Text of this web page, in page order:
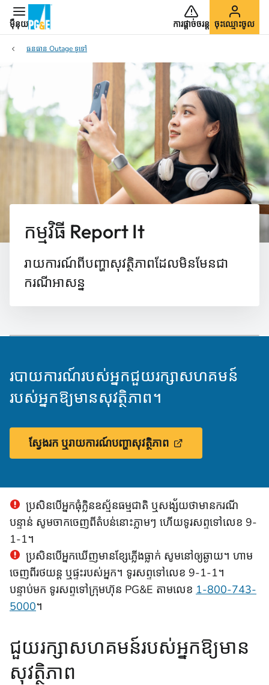
ម៉ឺនុយ ការផ្ដាច់ចរន្ត ចុះឈ្មោះចូល
ធនធាន Outage ទូទៅ
កម្មវិធី Report It
រាយការណ៍ពីបញ្ហាសុវត្ថិភាពដែលមិនមែនជា
ករណីអាសន្ន
របាយការណ៍របស់អ្នកជួយរក្សាសហគមន៍
របស់អ្នកឱ្យមានសុវត្ថិភាព។
ស្វែងរក ឬរាយការណ៍បញ្ហាសុវត្ថិភាព
ប្រសិនបើអ្នកធុំក្លិនឧស្ម័នធម្មជាតិ ឬសង្ស័យថាមានករណី
បន្ទាន់ សូមចាកចេញពីតំបន់នោះភ្លាមៗ ហើយទូរសព្ទទៅលេខ 9-
1-1។
ប្រសិនបើអ្នកឃើញមានខ្សែភ្លើងធ្លាក់ សូមនៅឲ្យឆ្ងាយ។ ហាម
ចេញពីរថយន្ត ឬផ្ទះរបស់អ្នក។ ទូរសព្ទទៅលេខ 9-1-1។
បន្ទាប់មក ទូរសព្ទទៅក្រុមហ៊ុន PG&E តាមលេខ 1-800-743-
5000។
ជួយរក្សាសហគមន៍របស់អ្នកឱ្យមាន
សុវត្ថិភាព